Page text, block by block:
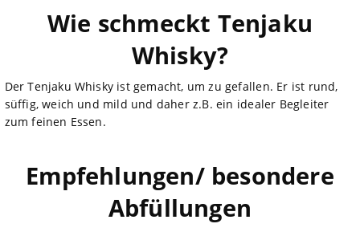
Wie schmeckt Tenjaku
Whisky?
Der Tenjaku Whisky ist gemacht, um zu gefallen. Er ist rund,
süffig, weich und mild und daher z.B. ein idealer Begleiter
zum feinen Essen.
Empfehlungen/ besondere
Abfüllungen